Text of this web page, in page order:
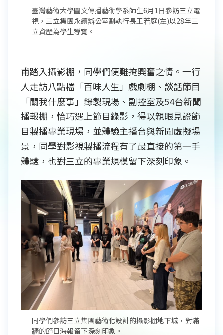
臺灣藝術大學圖文傳播藝術學系師生6月1日參訪三立電
視，三立集團永續辦公室副執行長王若庭(左)以28年三
立資歷為學生導覽。
甫踏入攝影棚，同學們便難掩興奮之情。一行
人走訪八點檔「百味人生」戲劇棚、談話節目
「關我什麼事」錄製現場、副控室及54台新聞
播報棚，恰巧遇上節目錄影，得以親眼見證節
目製播專業現場，並體驗主播台與新聞虛擬場
景，同學對影視製播流程有了最直接的第一手
體驗，也對三立的專業規模留下深刻印象。
同學們參訪三立集團藝術化設計的攝影棚地下城，對滿
牆的節目海報留下深刻印象。